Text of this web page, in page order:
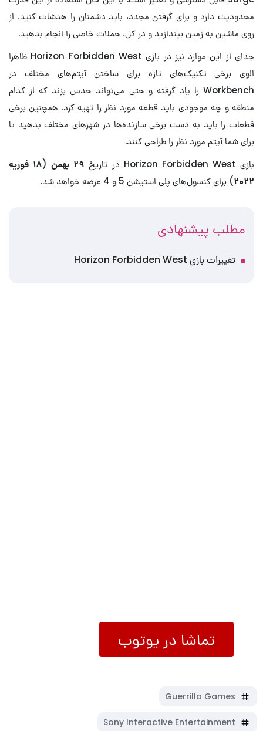
محدودیت دارد و برای گرفتن مجدد، باید دشمنان را هدشات کنید، از
روی ماشین به زمین بیندازید و در کل، حملات خاصی را انجام بدهید.
جدای از این موارد نیز در بازی Horizon Forbidden West ظاهرا
الوی برخی تکنیک‌های تازه برای ساختن آیتم‌های مختلف در
Workbench را یاد گرفته و حتی می‌تواند حدس بزند که از کدام
منطقه و چه موجودی باید قطعه مورد نظر را تهیه کرد. همچنین برخی
قطعات را باید به دست برخی سازنده‌ها در شهرهای مختلف بدهید تا
برای شما آیتم مورد نظر را طراحی کنند.
بازی Horizon Forbidden West در تاریخ
۲۹ بهمن (
۱۸ فوریه
۲۰۲۲) برای کنسول‌های پلی استیشن 5 و 4 عرضه خواهد شد.
مطلب پیشنهادی
تغییرات بازی Horizon Forbidden West
تماشا در یوتوب
Guerrilla Games
Sony Interactive Entertainment